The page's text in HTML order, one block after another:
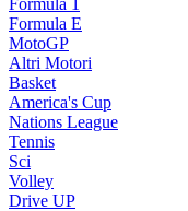
Formula 1
Formula E
MotoGP
Altri Motori
Basket
America's Cup
Nations League
Tennis
Sci
Volley
Drive UP